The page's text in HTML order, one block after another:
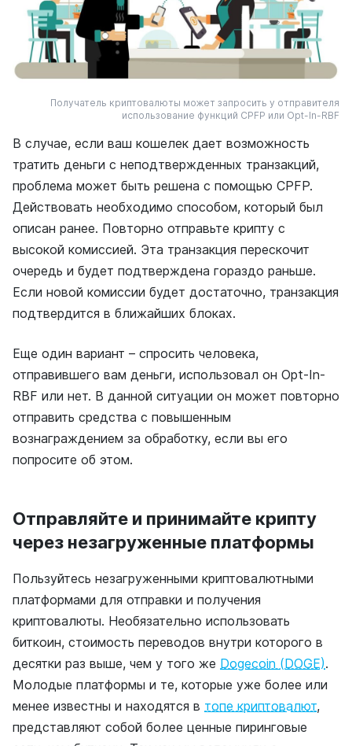
Получатель криптовалюты может запросить у отправителя
использование функций CPFP или Opt-In-RBF
В случае, если ваш кошелек дает возможность
тратить деньги с неподтвержденных транзакций,
проблема может быть решена с помощью CPFP.
Действовать необходимо способом, который был
описан ранее. Повторно отправьте крипту с
высокой комиссией. Эта транзакция перескочит
очередь и будет подтверждена гораздо раньше.
Если новой комиссии будет достаточно, транзакция
подтвердится в ближайших блоках.
Еще один вариант – спросить человека,
отправившего вам деньги, использовал он Opt-In-
RBF или нет. В данной ситуации он может повторно
отправить средства с повышенным
вознаграждением за обработку, если вы его
попросите об этом.
Отправляйте и принимайте крипту
через незагруженные платформы
Пользуйтесь незагруженными криптовалютными
платформами для отправки и получения
криптовалюты. Необязательно использовать
биткоин, стоимость переводов внутри которого в
десятки раз выше, чем у того же Dogecoin (DOGE).
Молодые платформы и те, которые уже более или
менее известны и находятся в топе криптовалют,
представляют собой более ценные пиринговые